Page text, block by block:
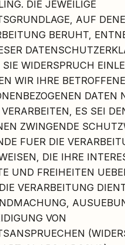
DIE JEWEILIGE
AUF
BERUHT,
WIDERSPRUCH
WIR IHRE
DATEN
ES SEI
ZWINGENDE
FUER DIE
DIE IHRE
UND FREIHEITEN
VERARBEITUNG
VON